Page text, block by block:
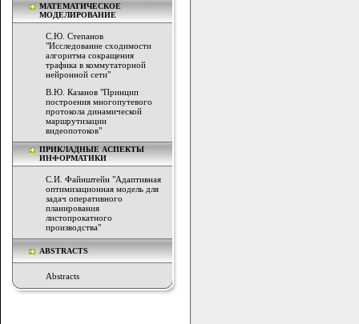
МАТЕМАТИЧЕСКОЕ
МОДЕЛИРОВАНИЕ
С.Ю. Степанов
"Исследование сходимости
алгоритма сокращения
трафика в коммутаторной
нейронной сети"
В.Ю. Казанов "Принцип
построения многопутевого
протокола динамической
маршрутизации
видеопотоков"
ПРИКЛАДНЫЕ АСПЕКТЫ
ИНФОРМАТИКИ
С.И. Файнштейн "Адаптивная
оптимизационная модель для
задач оперативного
планирования
листопрокатного
производства"
ABSTRACTS
Abstracts